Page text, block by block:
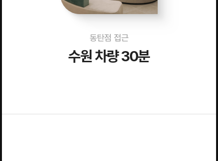
동탄점 접근
수원 차량 30분